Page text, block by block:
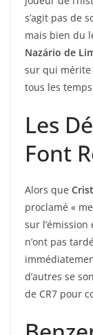
s’agit pas de
mais bien du
Nazário de
sur qui
tous les
Les
Font
Alors que
proclamé «
sur l’émission
n’ont pas
d’autres se
de CR7 pour